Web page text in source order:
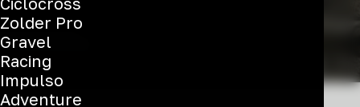
Zolder Pro
Gravel
Racing
Impulso
Adventure